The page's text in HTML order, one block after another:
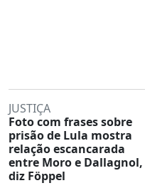
JUSTIÇA
Foto com frases sobre
prisão de Lula mostra
relação escancarada
entre Moro e Dallagnol,
diz Föppel